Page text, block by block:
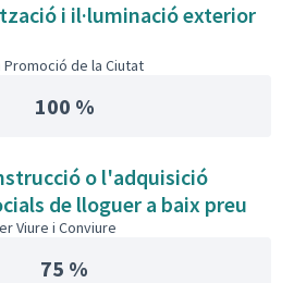
i il·luminació exterior
Promoció de la Ciutat
100 %
o l'adquisició
de lloguer a baix preu
Viure i Conviure
75 %